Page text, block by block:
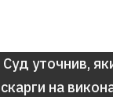
уточнив,
на